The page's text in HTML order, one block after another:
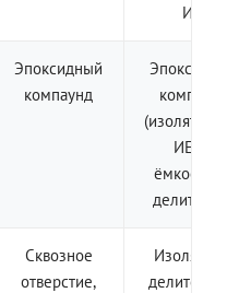
ИЕ)
Эпоксидный
компаунд
компаунд
(изолятор
ИЕп с
Сквозное
отверстие,
Изолятор